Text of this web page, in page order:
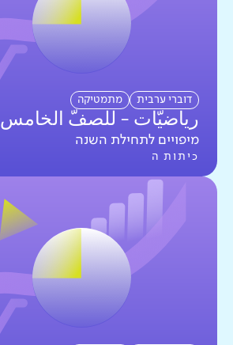
דוברי ערבית מתמטיקה
رياضيّات - للصفّ الخامس
מיפויים לתחילת השנה
כיתות ה